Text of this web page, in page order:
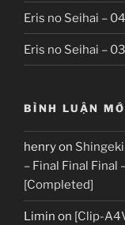
Eris no Seihai – 04
Eris no Seihai – 03
BÌNH LUẬN
henryon
– Final Final Final
[Completed]
Limin on [Clip-